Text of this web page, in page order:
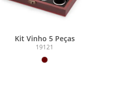
Kit Vinho 5 Peças
19121